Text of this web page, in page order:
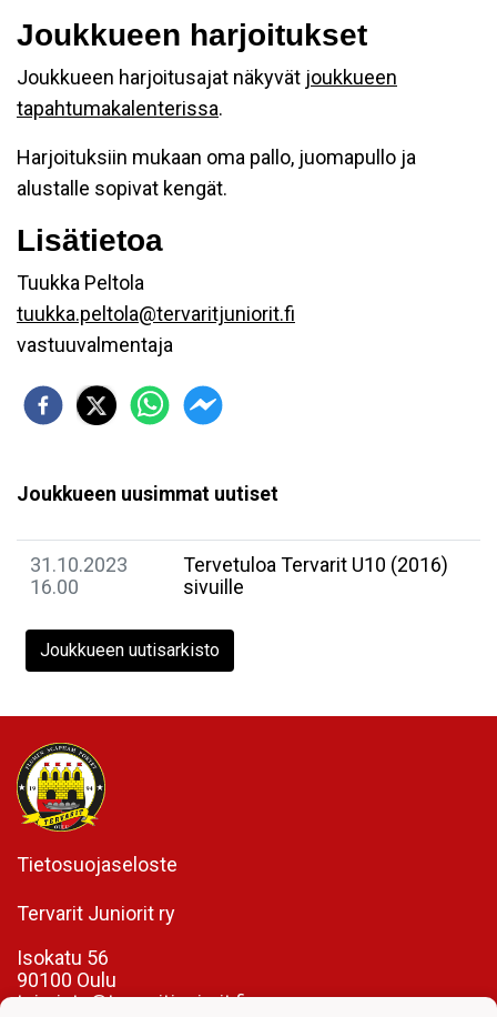
Joukkueen harjoitukset
Joukkueen harjoitusajat näkyvät joukkueen
tapahtumakalenterissa.
Harjoituksiin mukaan oma pallo, juomapullo ja
alustalle sopivat kengät.
Lisätietoa
Tuukka Peltola
tuukka.peltola@tervaritjuniorit.fi
vastuuvalmentaja
Joukkueen uusimmat uutiset
31.10.2023
16.00
Tervetuloa Tervarit U10 (2016)
sivuille
Joukkueen uutisarkisto
Tietosuojaseloste
Tervarit Juniorit ry
Isokatu 56
90100 Oulu
toimisto@tervaritjuniorit.fi